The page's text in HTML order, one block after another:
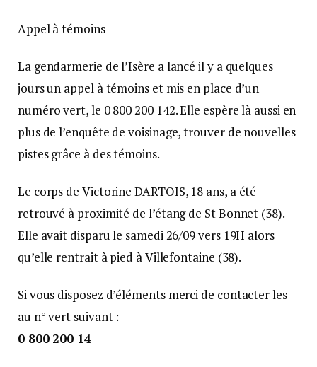
Appel à témoins
La gendarmerie de l’Isère a lancé il y a quelques
jours un appel à témoins et mis en place d’un
numéro vert, le 0 800 200 142. Elle espère là aussi en
plus de l’enquête de voisinage, trouver de nouvelles
pistes grâce à des témoins.
Le corps de Victorine DARTOIS, 18 ans, a été
retrouvé à proximité de l’étang de St Bonnet (38).
Elle avait disparu le samedi 26/09 vers 19H alors
qu’elle rentrait à pied à Villefontaine (38).
Si vous disposez d’éléments merci de contacter les
au n° vert suivant :
0 800 200 14